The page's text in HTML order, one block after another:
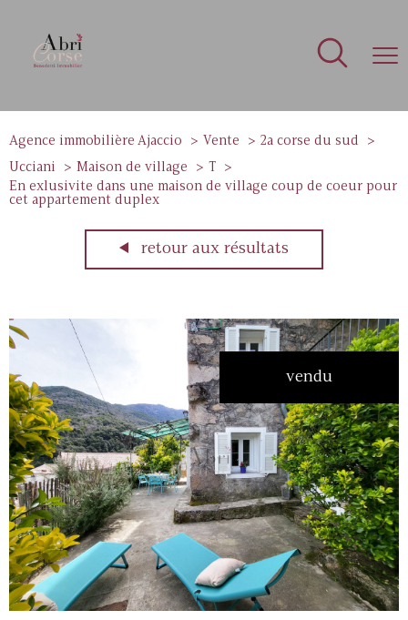
Agence immobilière Ajaccio Vente
2a corse du sud
Ucciani
Maison de village
T
En exlusivite dans une maison de village coup de coeur pour
cet appartement duplex
retour aux résultats
vendu